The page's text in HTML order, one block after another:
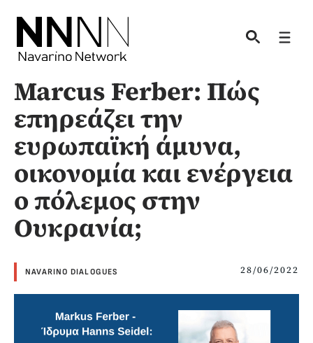
content
Marcus Ferber: Πώς
επηρεάζει την
ευρωπαϊκή άμυνα,
οικονομία και ενέργεια
ο πόλεμος στην
Ουκρανία;
NAVARINO DIALOGUES 28/06/2022